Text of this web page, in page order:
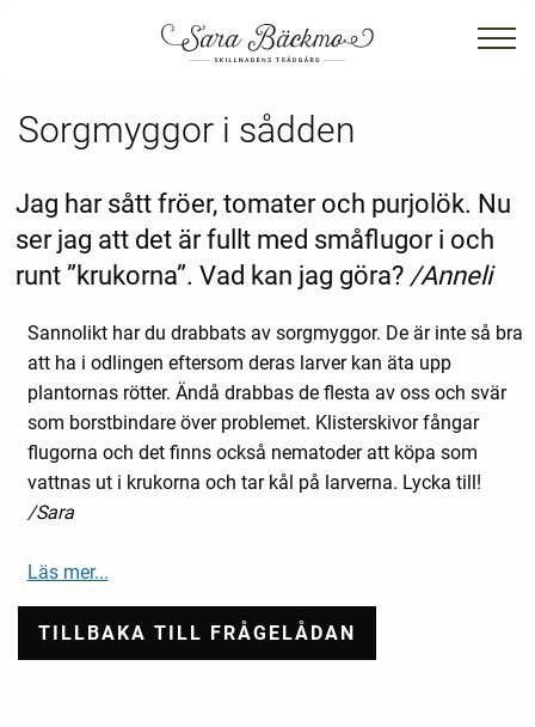
Sorgmyggor i sådden
Jag har sått fröer, tomater och purjolök. Nu
ser jag att det är fullt med småflugor i och
runt ”krukorna”. Vad kan jag göra? /Anneli
Sannolikt har du drabbats av sorgmyggor. De är inte så bra
att ha i odlingen eftersom deras larver kan äta upp
plantornas rötter. Ändå drabbas de flesta av oss och svär
som borstbindare över problemet. Klisterskivor fångar
flugorna och det finns också nematoder att köpa som
vattnas ut i krukorna och tar kål på larverna. Lycka till!
/Sara
Läs mer...